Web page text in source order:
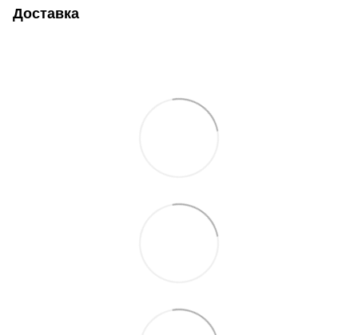
Доставка